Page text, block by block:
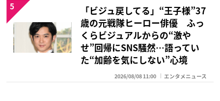
「ビジュ戻してる」“王子様”37
歳の元戦隊ヒーロー俳優 ふっ
くらビジュアルからの“激や
せ”回帰にSNS騒然…語ってい
た“加齢を気にしない”心境
2026/08/08 11:00 エンタメニュース
5